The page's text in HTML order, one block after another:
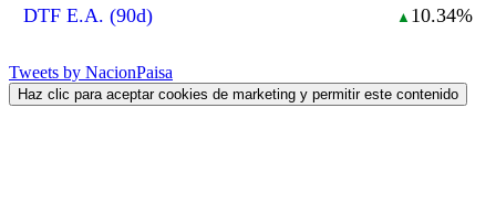
DTF E.A. (90d)
▲ 10.34%
Tweets by NacionPaisa
Haz clic para aceptar cookies de marketing y permitir este contenido